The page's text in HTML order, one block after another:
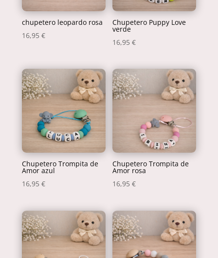
chupetero leopardo rosa
16,95 €
Chupetero Puppy Love
verde
16,95€
Chupetero Trompita de
Amor azul
16,95 €
Chupetero Trompita de
Amor rosa
16,95€